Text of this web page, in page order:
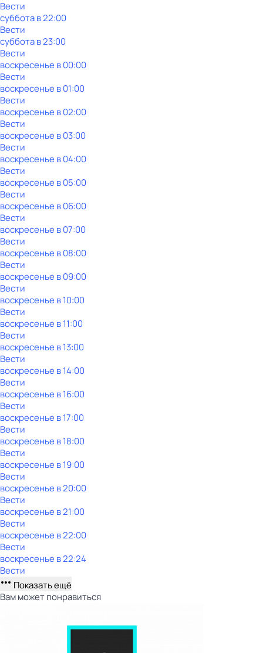
Вести
субботав22:00
Вести
субботав23:00
Вести
воскресенье в00:00
Вести
воскресенье в01:00
Вести
воскресенье в02:00
Вести
воскресенье в03:00
Вести
воскресенье в04:00
Вести
воскресенье в05:00
Вести
воскресенье в06:00
Вести
воскресенье в07:00
Вести
воскресенье в08:00
Вести
воскресенье в09:00
Вести
воскресенье в10:00
Вести
воскресенье в11:00
Вести
воскресенье в13:00
Вести
воскресенье в14:00
Вести
воскресенье в16:00
Вести
воскресенье в17:00
Вести
воскресенье в18:00
Вести
воскресенье в19:00
Вести
воскресенье в20:00
Вести
воскресенье в21:00
Вести
воскресенье в22:00
Вести
воскресенье в22:24
Вести
Показать ещё
Вам может понравиться